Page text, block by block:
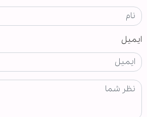
ایمیل